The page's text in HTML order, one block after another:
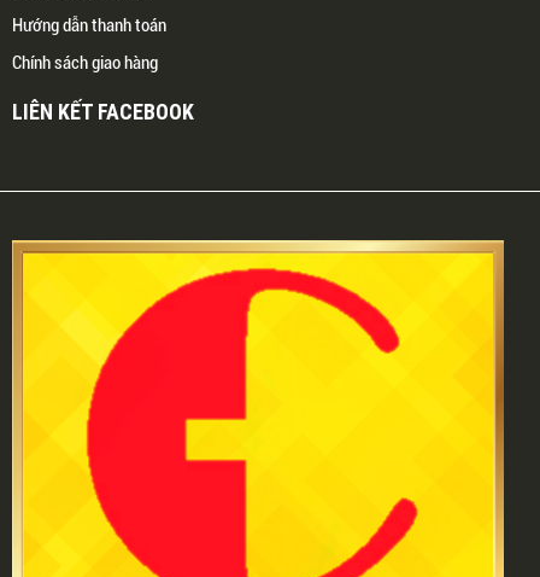
Hướng dẫn thanh toán
Chính sách giao hàng
LIÊN KẾT FACEBOOK